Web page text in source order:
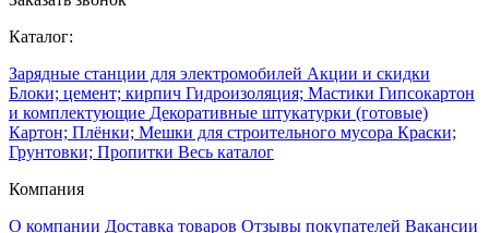
Каталог:
Зарядные станции для электромобилей Акции и скидки
Блоки; цемент; кирпич Гидроизоляция; Мастики Гипсокартон
и комплектующие Декоративные штукатурки (готовые)
Картон; Плёнки; Мешки для строительного мусора Краски;
Грунтовки; Пропитки Весь каталог
Компания
О компании Доставка товаров Отзывы покупателей Вакансии